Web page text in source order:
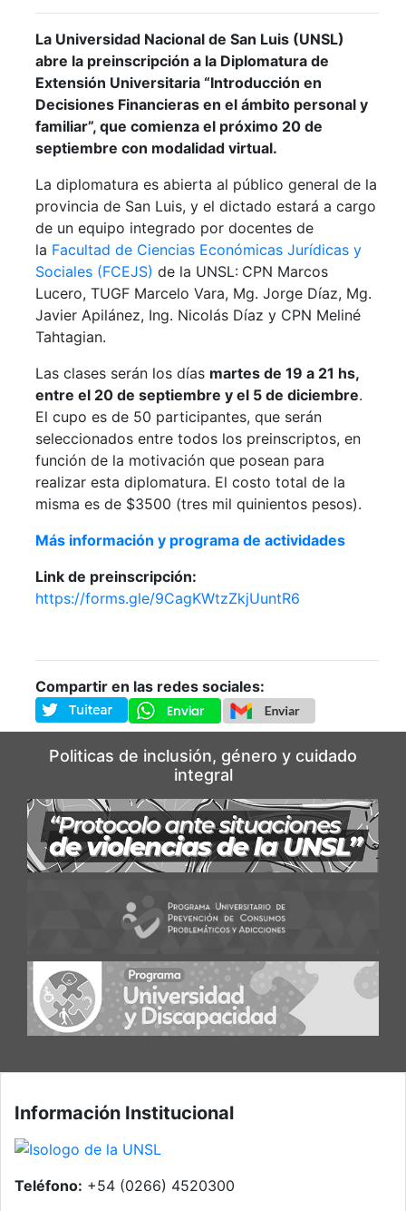
La Universidad Nacional de San Luis (UNSL)
abre la preinscripción a la Diplomatura de
Extensión Universitaria “Introducción en
Decisiones Financieras en el ámbito personal y
familiar”, que comienza el próximo 20 de
septiembre con modalidad virtual.
La diplomatura es abierta al público general de la
provincia de San Luis, y el dictado estará a cargo
de un equipo integrado por docentes de
la Facultad de Ciencias Económicas Jurídicas y
Sociales (FCEJS) de la UNSL: CPN Marcos
Lucero, TUGF Marcelo Vara, Mg. Jorge Díaz, Mg.
Javier Apilánez, Ing. Nicolás Díaz y CPN Meliné
Tahtagian.
Las clases serán los días martes de 19 a 21 hs,
entre el 20 de septiembre y el 5 de diciembre.
El cupo es de 50 participantes, que serán
seleccionados entre todos los preinscriptos, en
función de la motivación que posean para
realizar esta diplomatura. El costo total de la
misma es de $3500 (tres mil quinientos pesos).
Más información y programa de actividades
Link de preinscripción:
https://forms.gle/9CagKWtzZkjUuntR6
Compartir en las redes sociales:
Politicas de inclusión, género y cuidado
integral
Información Institucional
Teléfono: +54 (0266) 4520300